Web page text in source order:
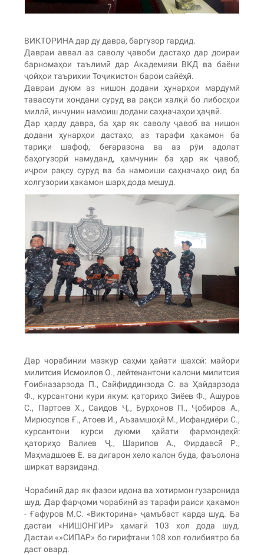
ВИКТОРИНА дар ду давра, баргузор гардид.
Давраи аввал аз саволу ҷавоби дастаҳо дар доираи
барномаҳои таълимӣ дар Академияи ВКД ва баёни
ҷойҳои таърихии Тоҷикистон барои сайёҳӣ.
Давраи дуюм аз нишон додани ҳунарҳои мардумӣ
тавассути хондани суруд ва рақси халқӣ бо либосҳои
миллӣ, инчунин намоиш додани саҳначаҳои ҳаҷвӣ.
Дар ҳарду давра, ба ҳар як саволу ҷавоб ва нишон
додани ҳунарҳои дастаҳо, аз тарафи ҳакамон ба
тариқи шафоф, беғаразона ва аз рӯи адолат
баҳогузорӣ намуданд, ҳамчунин ба ҳар як ҷавоб,
иҷрои рақсу суруд ва ба намоиши саҳначаҳо оид ба
холгузории ҳакамон шарҳ дода мешуд.
Дар чорабинии мазкур саҳми ҳайати шахсӣ: майори
милитсия Исмоилов О., лейтенантони калони милитсия
Ғоибназарзода П., Сайфиддинзода С. ва Ҳайдарзода
Ф., курсантони кури якум: қаториҳо Зиёев Ф., Ашуров
С., Партоев Х., Саидов Ҷ., Бурҳонов П., Ҷобиров А.,
Мирюсупов Ғ., Атоев И., Аъзамшоҳӣ М., Исфандиёри С.,
курсантони курси дуюми ҳайати фармондеҳӣ:
қаториҳо Валиев Ҷ., Шарипов А., Фирдавсӣ Р.,
Маҳмадшоев Ё. ва дигарон хело калон буда, фаъолона
ширкат варзиданд.
Чорабинӣ дар як фазои идона ва хотирмон гузаронида
шуд. Дар фарҷоми чорабинӣ аз тарафи раиси ҳакамон
- Ғафуров М.С. «Викторина» ҷамъбаст карда шуд. Ба
дастаи «НИШОНГИР» ҳамагӣ 103 хол дода шуд.
Дастаи «»СИПАР» бо гирифтани 108 хол ғолибиятро ба
даст овард.